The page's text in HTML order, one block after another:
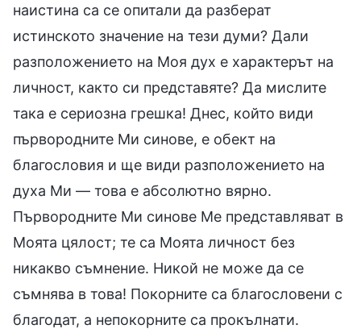
наистина са се опитали да разберат
истинското значение на тези думи? Дали
разположението на Моя дух е характерът на
личност, както си представяте? Да мислите
така е сериозна грешка! Днес, който види
първородните Ми синове, е обект на
благословия и ще види разположението на
духа Ми — това е абсолютно вярно.
Първородните Ми синове Ме представляват в
Моята цялост; те са Моята личност без
никакво съмнение. Никой не може да се
съмнява в това! Покорните са благословени с
благодат, а непокорните са прокълнати.